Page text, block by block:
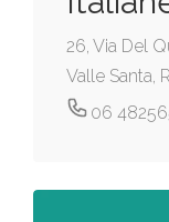
26, Via Del
Valle Santa,
06